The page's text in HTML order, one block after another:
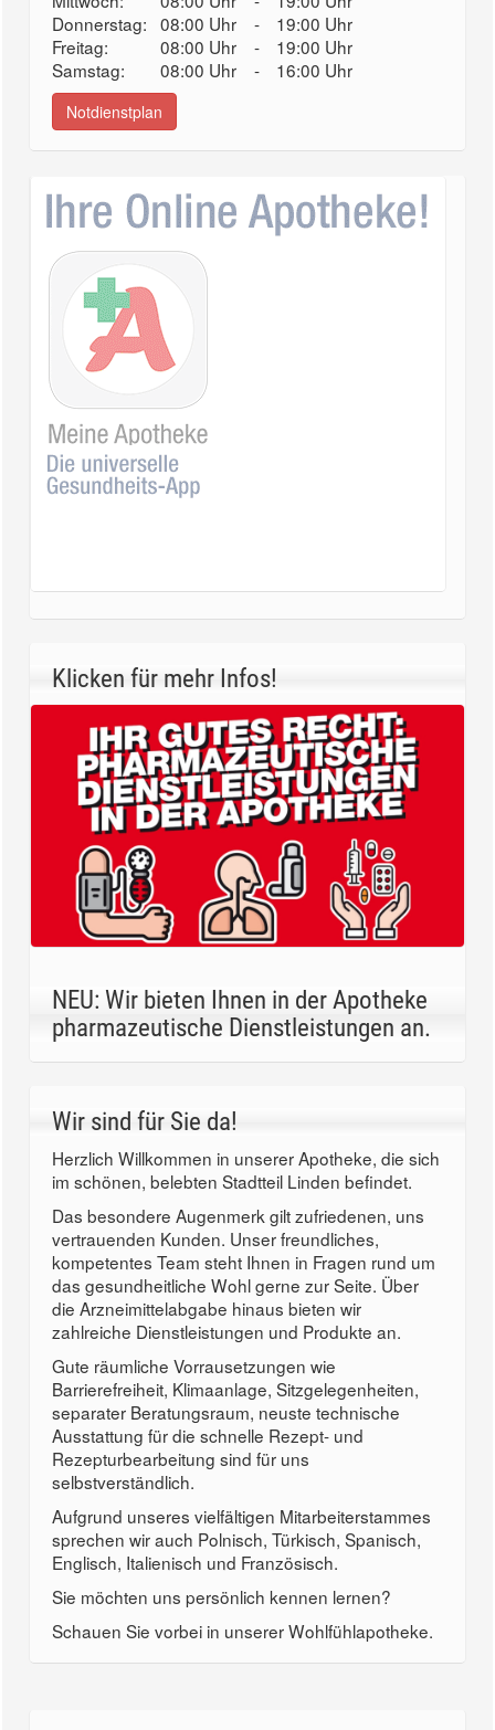
Donnerstag: 08:00 Uhr -
19:00 Uhr
Freitag:
08:00 Uhr -
19:00 Uhr
Samstag:
08:00 Uhr - 16:00 Uhr
Notdienstplan
Klicken für mehr Infos!
NEU: Wir bieten Ihnen in der Apotheke
pharmazeutische Dienstleistungen an.
Wir sind für Sie da!
Herzlich Willkommen in unserer Apotheke, die sich
im schönen, belebten Stadtteil Linden befindet.
Das besondere Augenmerk gilt zufriedenen, uns
vertrauenden Kunden. Unser freundliches,
kompetentes Team steht Ihnen in Fragen rund um
das gesundheitliche Wohl gerne zur Seite. Über
die Arzneimittelabgabe hinaus bieten wir
zahlreiche Dienstleistungen und Produkte an.
Gute räumliche Vorrausetzungen wie
Barrierefreiheit, Klimaanlage, Sitzgelegenheiten,
separater Beratungsraum, neuste technische
Ausstattung für die schnelle Rezept- und
Rezepturbearbeitung sind für uns
selbstverständlich.
Aufgrund unseres vielfältigen Mitarbeiterstammes
sprechen wir auch Polnisch, Türkisch, Spanisch,
Englisch, Italienisch und Französisch.
Sie möchten uns persönlich kennen lernen?
Schauen Sie vorbei in unserer Wohlfühlapotheke.